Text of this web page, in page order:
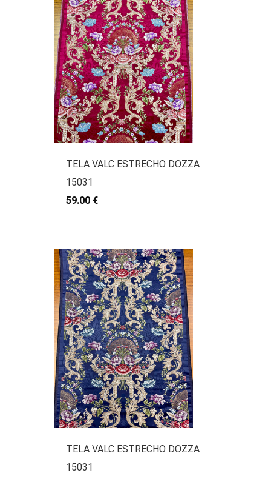
TELA VALC ESTRECHO DOZZA
15031
59.00 €
TELA VALC ESTRECHO DOZZA
15031